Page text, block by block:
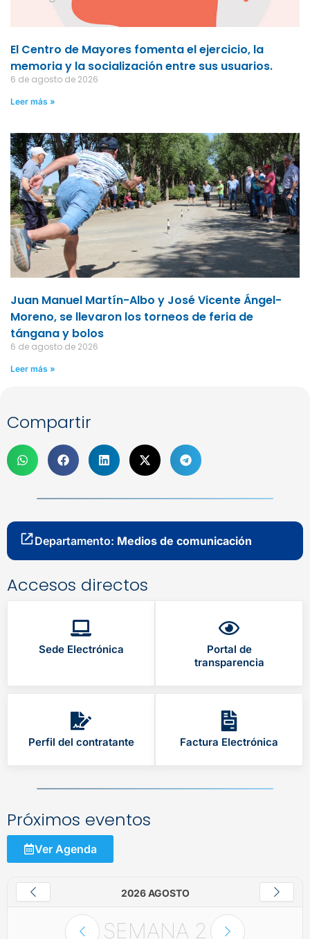
El Centro de Mayores fomenta el ejercicio, la
memoria y la socialización entre sus usuarios.
6 de agosto de 2026
Leer más »
Juan Manuel Martín-Albo y José Vicente Ángel-
Moreno, se llevaron los torneos de feria de
tángana y bolos
6 de agosto de 2026
Leer más »
Compartir
Departamento: Medios de comunicación
Accesos directos
Sede Electrónica
Portal de
transparencia
Perfil del contratante Factura Electrónica
Próximos eventos
Ver Agenda
2026 AGOSTO
SEMANA 2